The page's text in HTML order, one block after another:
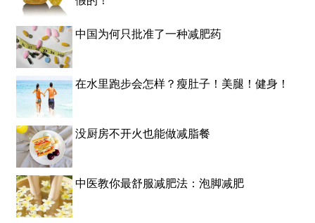
中国为何只批准了一种减肥药
在水里跑步会怎样？瘦肚子！美腿！健身！
没厨房不开火也能做减脂餐
中医教你最舒服减肥法：泡脚减肥